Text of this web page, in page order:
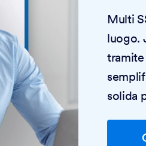
Multi
luogo.
solida